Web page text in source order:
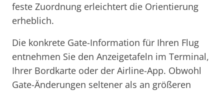
feste Zuordnung erleichtert die Orientierung
erheblich.
Die konkrete Gate-Information für Ihren Flug
entnehmen Sie den Anzeigetafeln im Terminal,
Ihrer Bordkarte oder der Airline-App. Obwohl
Gate-Änderungen seltener als an größeren